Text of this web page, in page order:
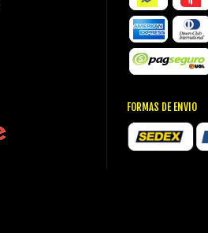
FORMAS DE ENVIO